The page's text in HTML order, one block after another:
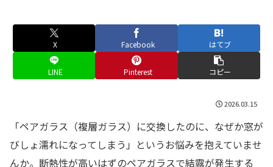
X Facebook はてブ
LINE Pinterest コピー
2026.03.15
「ペアガラス（複層ガラス）に交換したのに、なぜか窓が
びしょ濡れになってしまう」というお悩みを抱えていませ
んか。断熱性が高いはずのペアガラスで結露が発生する